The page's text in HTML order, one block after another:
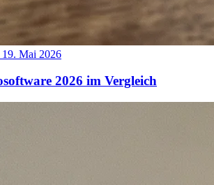
19. Mai 2026
2026 im Vergleich